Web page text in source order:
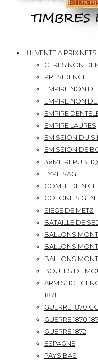
  VENTE A PRIX
CERES NON
PRESIDENCE
EMPIRE NON
EMPIRE NON
EMPIRE
EMPIRE LAURES
EMISSION DU
EMISSION DE
3èME
TYPE SAGE
COMTE DE NICE
COLONIES
SIEGE DE METZ
BATAILLE DE
BALLONS
BALLONS
BALLONS
BOULES DE
ARMISTICE
1871
GUERRE 1870
GUERRE 1870
GUERRE 1872
ESPAGNE
PAYS BAS